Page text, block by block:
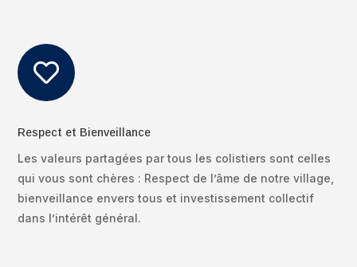

Respect et Bienveillance
Les valeurs partagées par tous les colistiers sont celles
qui vous sont chères : Respect de l’âme de notre village,
bienveillance envers tous et investissement collectif
dans l’intérêt général.